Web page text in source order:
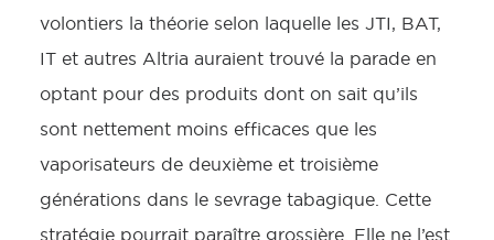
volontiers la théorie selon laquelle les JTI, BAT,
IT et autres Altria auraient trouvé la parade en
optant pour des produits dont on sait qu’ils
sont nettement moins efficaces que les
vaporisateurs de deuxième et troisième
générations dans le sevrage tabagique. Cette
stratégie pourrait paraître grossière. Elle ne l’est